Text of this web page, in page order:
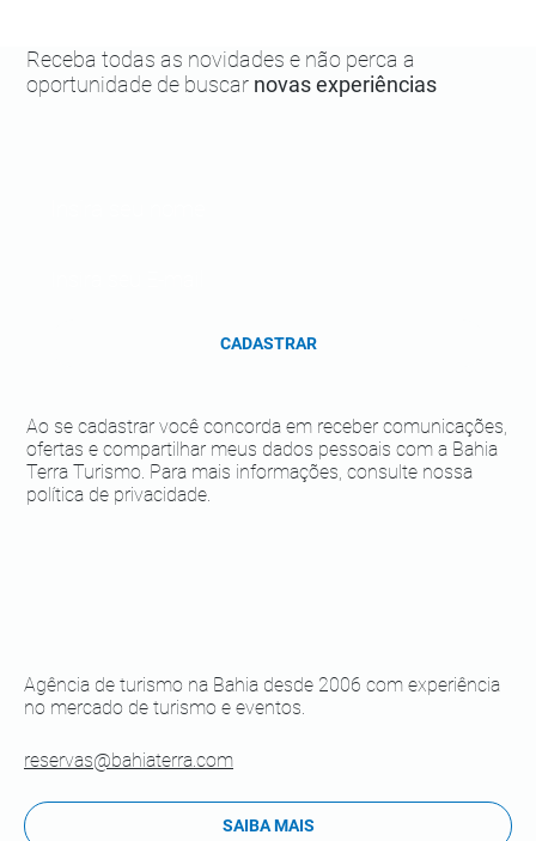
Agência de turismo na Bahia desde 2006 com experiência
no mercado de turismo e eventos.
SAIBA MAIS
reservas@bahiaterra.com
Receba todas as novidades e não perca a
oportunidade de buscar novas experiências
Ao se cadastrar você concorda em receber comunicações,
ofertas e compartilhar meus dados pessoais com a Bahia
Terra Turismo. Para mais informações, consulte nossa
política de privacidade.
CADASTRAR